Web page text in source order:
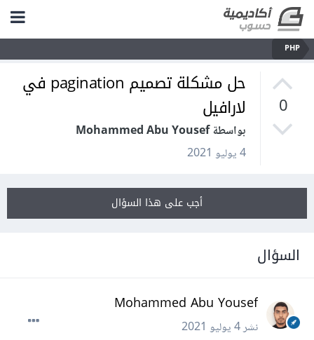
PHP
0
حل مشكلة تصميم pagination في
لارافيل
بواسطة Mohammed Abu Yousef
4 يوليو 2021
أجب على هذا السؤال
السؤال
Mohammed Abu Yousef
نشر4 يوليو 2021